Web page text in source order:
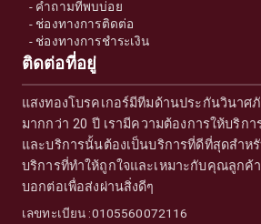
- คำถามที่พบบ่อย
- ช่องทางการติดต่อ
- ช่องทางการชำระเงิน
ติดต่อที่อยู่
แสงทองโบรคเกอร์มีทีมด้านประกันวินาศ
มากกว่า 20 ปี เรามีความต้องการให้บริก
และบริการนั้นต้องเป็นบริการที่ดีที่สุดสำห
บริการที่ทำให้ถูกใจและเหมาะกับคุณลูกค้
บอกต่อเพื่อส่งผ่านสิ่งดีๆ
เลขทะเบียน :0105560072116